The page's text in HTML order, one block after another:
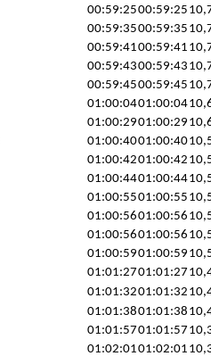
00:59:2500:59:25
00:59:3500:59:35
00:59:4100:59:41
00:59:4300:59:43
00:59:4500:59:45
01:00:0401:00:04
01:00:2901:00:29
01:00:4001:00:40
01:00:4201:00:42
01:00:4401:00:44
01:00:5501:00:55
01:00:5601:00:56
01:00:5601:00:56
01:00:5901:00:59
01:01:2701:01:27
01:01:3201:01:32
01:01:3801:01:38
01:01:5701:01:57
01:02:0101:02:01